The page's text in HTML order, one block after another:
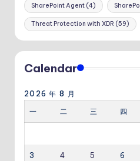
SharePoint Agent (4)
Threat Protection with XDR (59)
Calendar
2026 年 8 月
一
二 三 四
3 4 5 6